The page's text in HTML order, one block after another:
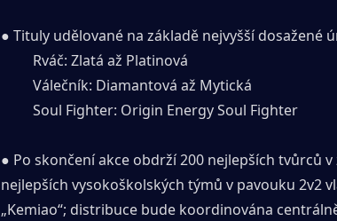
● Tituly udělované na základě nejvyšší dosažené
Rváč: Zlatá až Platinová
Válečník: Diamantová až Mytická
Soul Fighter: Origin Energy Soul Fighter
● Po skončení akce obdrží 200 nejlepších tvůrců
nejlepších vysokoškolských týmů v pavouku 2v2
„Kemiao“; distribuce bude koordinována